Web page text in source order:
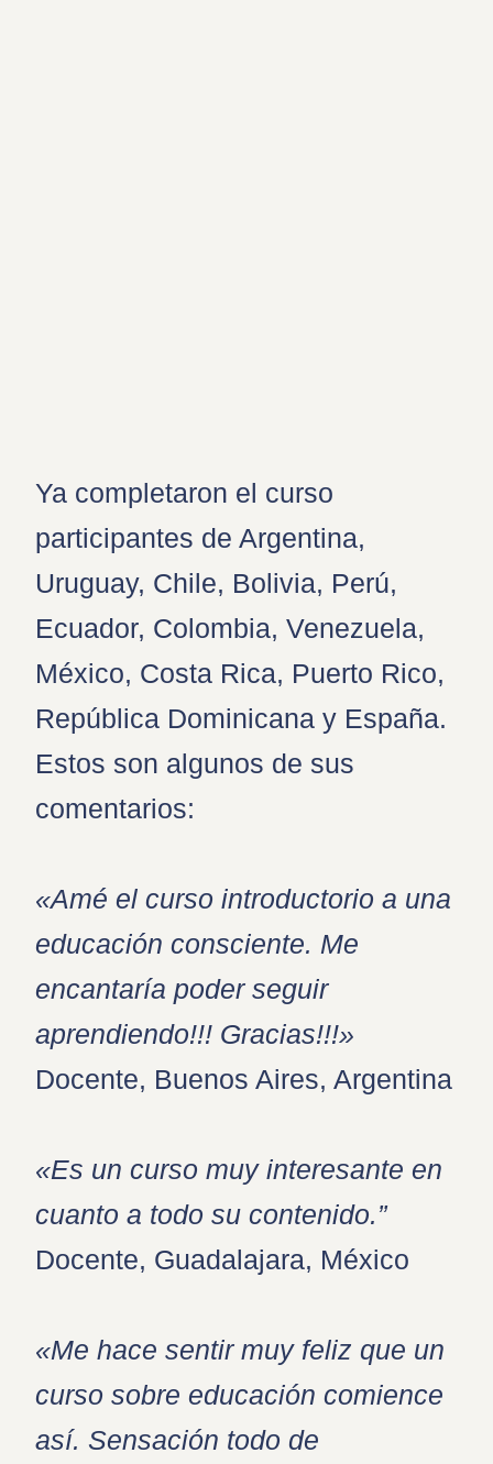
Ya completaron el curso
participantes de Argentina,
Uruguay, Chile, Bolivia, Perú,
Ecuador, Colombia, Venezuela,
México, Costa Rica, Puerto Rico,
República Dominicana y España.
Estos son algunos de sus
comentarios:
«Amé el curso introductorio a una
educación consciente. Me
encantaría poder seguir
aprendiendo!!! Gracias!!!»
Docente, Buenos Aires, Argentina
«Es un curso muy interesante en
cuanto a todo su contenido.”
Docente, Guadalajara, México
«Me hace sentir muy feliz que un
curso sobre educación comience
así. Sensación todo de